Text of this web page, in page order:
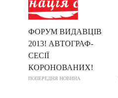
ФОРУМ ВИДАВЦІВ
2013! АВТОГРАФ-
СЕСІЇ
КОРОНОВАНИХ!
ПОПЕРЕДНЯ НОВИНА